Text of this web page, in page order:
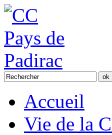
Accueil
Vie de la